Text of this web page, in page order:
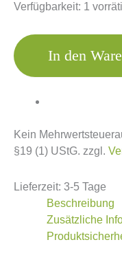
Verfügbarkeit: 1
In den
Kein
§19 (1) UStG. zzgl.
Lieferzeit: 3-5 Tage
Beschreibung
Zusätzliche